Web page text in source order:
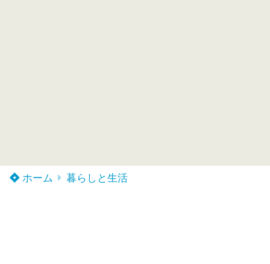
ホーム 暮らしと生活